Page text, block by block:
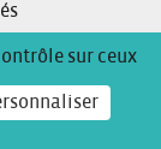
Légales
sur ceux